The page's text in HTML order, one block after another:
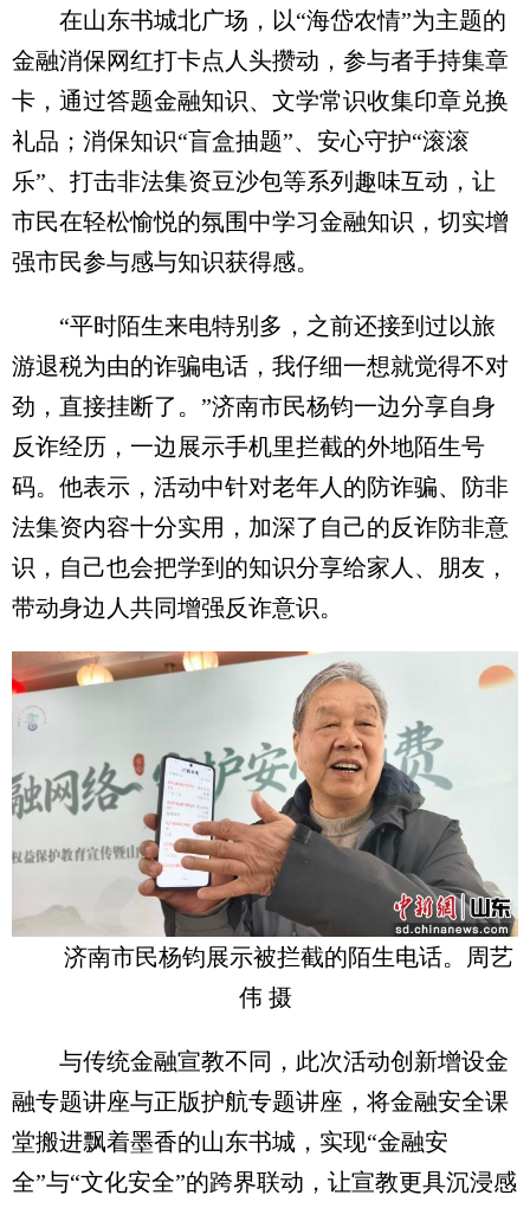
在山东书城北广场，以“海岱农情”为主题的
金融消保网红打卡点人头攒动，参与者手持集章
卡，通过答题金融知识、文学常识收集印章兑换
礼品；消保知识“盲盒抽题”、安心守护“滚滚
乐”、打击非法集资豆沙包等系列趣味互动，让
市民在轻松愉悦的氛围中学习金融知识，切实增
强市民参与感与知识获得感。
“平时陌生来电特别多，之前还接到过以旅
游退税为由的诈骗电话，我仔细一想就觉得不对
劲，直接挂断了。”济南市民杨钧一边分享自身
反诈经历，一边展示手机里拦截的外地陌生号
码。他表示，活动中针对老年人的防诈骗、防非
法集资内容十分实用，加深了自己的反诈防非意
识，自己也会把学到的知识分享给家人、朋友，
带动身边人共同增强反诈意识。
济南市民杨钧展示被拦截的陌生电话。周艺
伟 摄
与传统金融宣教不同，此次活动创新增设金
融专题讲座与正版护航专题讲座，将金融安全课
堂搬进飘着墨香的山东书城，实现“金融安
全”与“文化安全”的跨界联动，让宣教更具沉浸感